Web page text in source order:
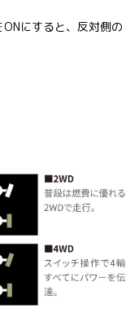
にすると、反対側の